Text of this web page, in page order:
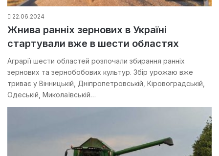
22.06.2024
Жнива ранніх зернових в Україні
стартували вже в шести областях
Аграрії шести областей розпочали збирання ранніх
зернових та зернобобових культур. Збір урожаю вже
триває у Вінницькій, Дніпропетровській, Кіровоградській,
Одеській, Миколаївській…